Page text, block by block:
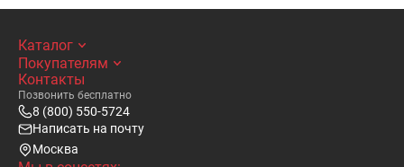
Каталог
Покупателям
Контакты
Позвонить бесплатно
8 (800) 550-5724
Написать на почту
Москва